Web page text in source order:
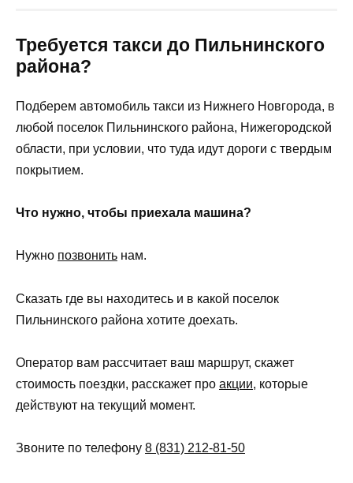
Требуется такси до Пильнинского
района?
Подберем автомобиль такси из Нижнего Новгорода, в
любой поселок Пильнинского района, Нижегородской
области, при условии, что туда идут дороги с твердым
покрытием.
Что нужно, чтобы приехала машина?
Нужно позвонить нам.
Сказать где вы находитесь и в какой поселок
Пильнинского района хотите доехать.
Оператор вам рассчитает ваш маршрут, скажет
стоимость поездки, расскажет про акции, которые
действуют на текущий момент.
Звоните по телефону 8 (831) 212-81-50